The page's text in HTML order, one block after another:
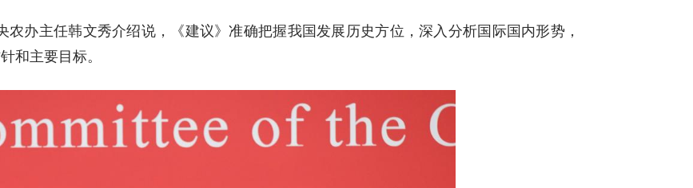
主任韩文秀介绍说，《建议》准确把握我国发展历史方位，深入分析国际国内形势，
和主要目标。